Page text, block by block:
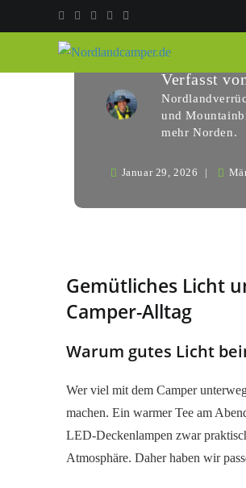
Verfasst
und
mehr Norden.
Januar 29, 2026
Gemütliches Licht
Camper-Alltag
Warum gutes Licht
Wer viel mit dem Camper
machen. Ein warmer Tee am
LED-Deckenlampen zwar
Atmosphäre. Daher haben wir